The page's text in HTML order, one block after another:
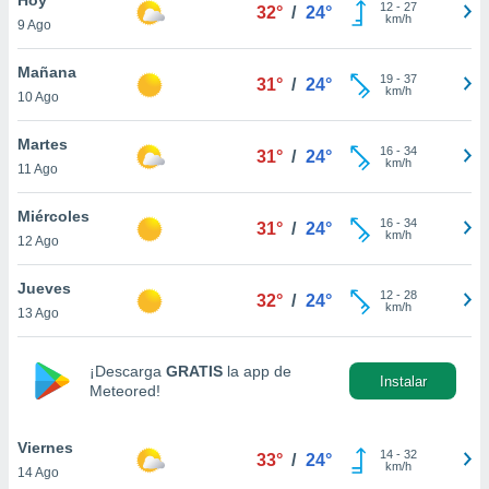
en
más
nuestra
de
aceptar
de
9 Ago
32° / 24° 12- 27
km/h
Mañana
10 Ago
31° / 24° 19- 37
km/h
Martes
11 Ago
31° / 24° 16- 34
km/h
Miércoles
12 Ago
31° / 24° 16- 34
km/h
Jueves
13 Ago
32° / 24° 12- 28
km/h
¡Descarga GRATIS la app de
Meteored!
Instalar
Viernes
14 Ago
33° / 24° 14- 32
km/h